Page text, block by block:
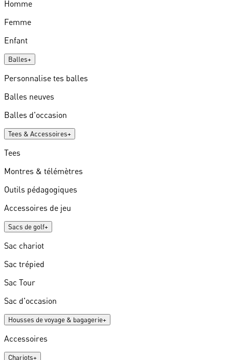
Homme
Femme
Enfant
Balles+
Personnalise tes balles
Balles neuves
Balles d'occasion
Tees & Accessoires+
Tees
Montres & télémètres
Outils pédagogiques
Accessoires de jeu
Sacs de golf+
Sac chariot
Sac trépied
Sac Tour
Sac d'occasion
Housses de voyage & bagagerie+
Accessoires
Chariots+